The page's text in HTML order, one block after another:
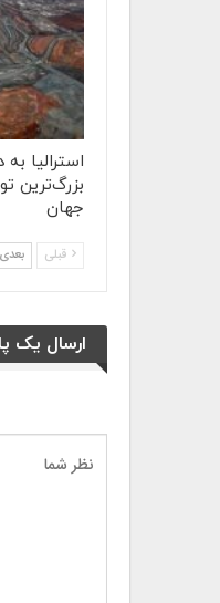
استرالیا
بزرگ‌ترین
جهان
قبلی بعدی
ارسال یک